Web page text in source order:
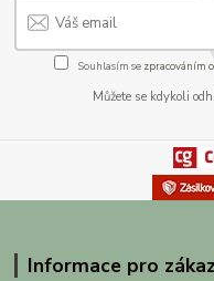
Souhlasím se zpracováním
Můžete se kdykoli
Informace pro